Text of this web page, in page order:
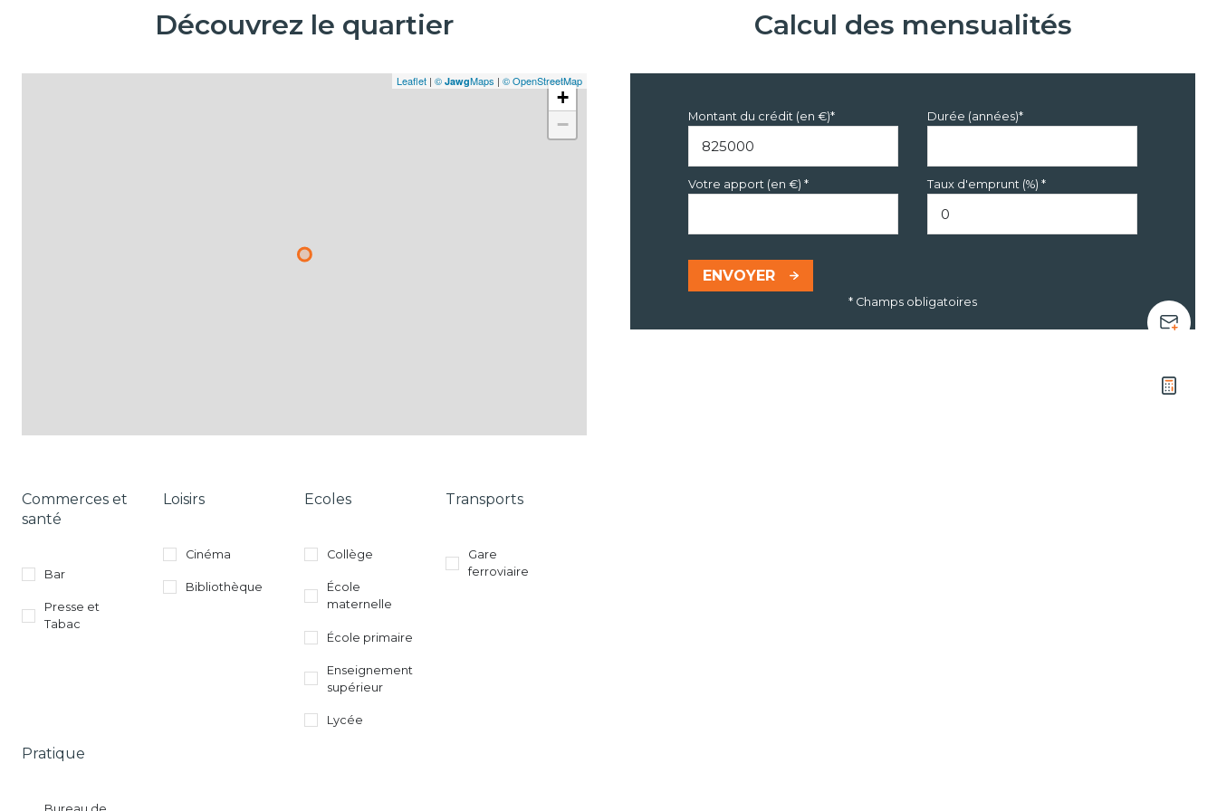
Découvrez le quartier
+
−
Leaflet | © JawgMaps | © OpenStreetMap
Commerces et
santé
Bar
Presse et
Tabac
Loisirs
Cinéma
Bibliothèque
Ecoles
Collège
École
maternelle
École primaire
Enseignement
supérieur
Lycée
Transports
Gare
ferroviaire
Pratique
Calcul des mensualités
Montant du crédit (en €)* Durée (années)*
Votre apport (en €) * Taux d'emprunt (%) *
ENVOYER
* Champs obligatoires